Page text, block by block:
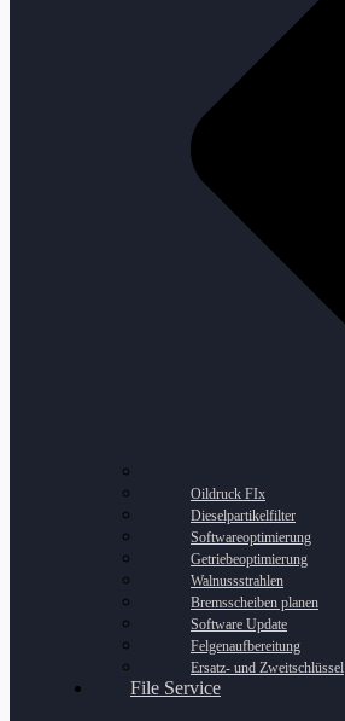
Oildruck FIx
Dieselpartikelfilter
Softwareoptimierung
Getriebeoptimierung
Walnussstrahlen
Bremsscheiben planen
Software Update
Felgenaufbereitung
Ersatz- und Zweitschlüssel
File Service